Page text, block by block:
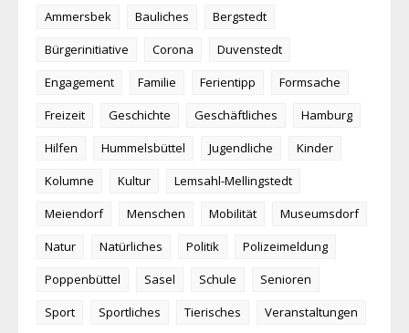
Ammersbek
Bauliches
Bergstedt
Bürgerinitiative
Corona
Duvenstedt
Engagement
Familie Ferientipp
Formsache
Freizeit
Geschichte Geschäftliches
Hamburg
Hilfen
Hummelsbüttel Jugendliche
Kinder
Kolumne
Kultur
Lemsahl-Mellingstedt
Meiendorf
Menschen Mobilität
Museumsdorf
Natur
Natürliches Politik
Polizeimeldung
Poppenbüttel
Sasel Schule
Senioren
Sport
Sportliches Tierisches
Veranstaltungen